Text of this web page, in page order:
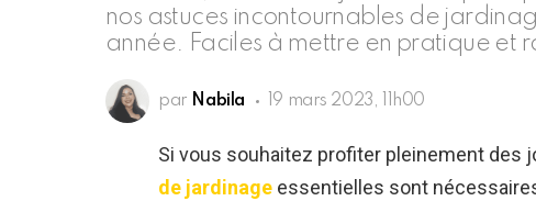
nos astuces incontournables de
année. Faciles à mettre en pratique et
par Nabila 19 mars 2023, 11h00
Si vous souhaitez profiter pleinement des
de jardinage essentielles sont